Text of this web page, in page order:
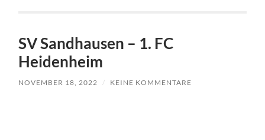
SV Sandhausen – 1. FC
Heidenheim
NOVEMBER 18, 2022 / KEINE KOMMENTARE